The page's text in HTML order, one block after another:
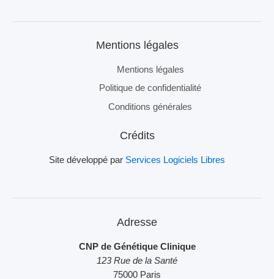
Mentions légales
Mentions légales
Politique de confidentialité
Conditions générales
Crédits
Site développé par Services Logiciels Libres
Adresse
CNP de Génétique Clinique
123 Rue de la Santé
75000 Paris